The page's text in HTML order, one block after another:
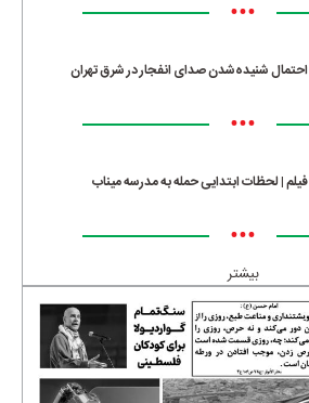
•••
احتمال شنیده‌شدن صدای انفجار در شرق تهران
•••
فیلم | لحظات ابتدایی حمله به مدرسه میناب
•••
بیشتر